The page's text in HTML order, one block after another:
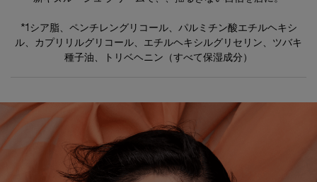
*1シア脂、ペンチレングリコール、パルミチン酸エチルヘキシ
ル、カプリリルグリコール、エチルヘキシルグリセリン、ツバキ
種子油、トリベヘニン（すべて保湿成分）
スライダーSlick CSS
プラグイン「OverlayScrollbars」のJS&CSSファイル読み込みと設定
イントロ